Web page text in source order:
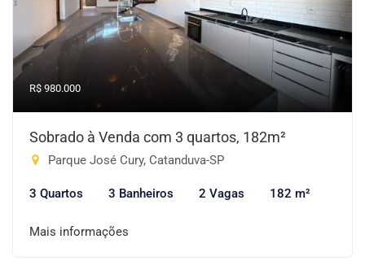
R$ 980.000
Sobrado à Venda com 3 quartos, 182m²
Parque José Cury, Catanduva-SP
3 Quartos 3 Banheiros 2 Vagas 182 m²
Mais informações